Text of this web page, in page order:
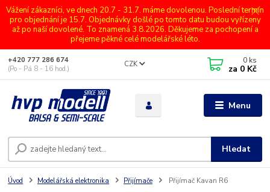
Vážení zákazníci, ve dnech 20.7 - 31.7. máme dovolenou. Poslední termín
pro objednání je 15.7. Objednávky došlé po tomto datu budou vyřízeny
až po naší dovolené. To znamená 3.8.2026. Děkujeme za pochopení a
přejeme pěkné celé modelářské léto.
Menu
CZK
Hledat
+420 777 286 674
(Po - Pá 8 - 16 hod.)
0 ks
za 0 Kč
Úvod Modelářská elektronika Přijímače Přijímač Kavan R6